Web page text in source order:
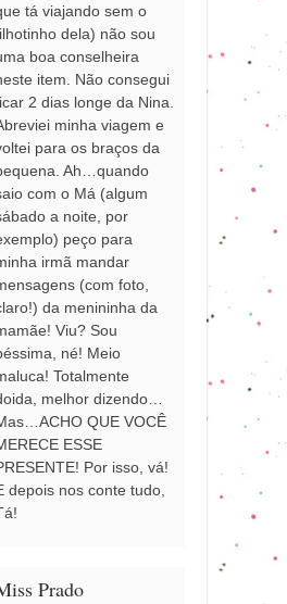
tá viajando sem o
dela) não sou
boa conselheira
item. Não consegui
2 dias longe da Nina.
minha viagem e
para os braços da
Ah…quando
com o Má (algum
a noite, por
peço para
irmã mandar
(com foto,
da menininha da
Viu? Sou
né! Meio
Totalmente
melhor dizendo…
QUE VOCÊ
ESSE
Por isso, vá!
depois nos conte tudo,
Prado